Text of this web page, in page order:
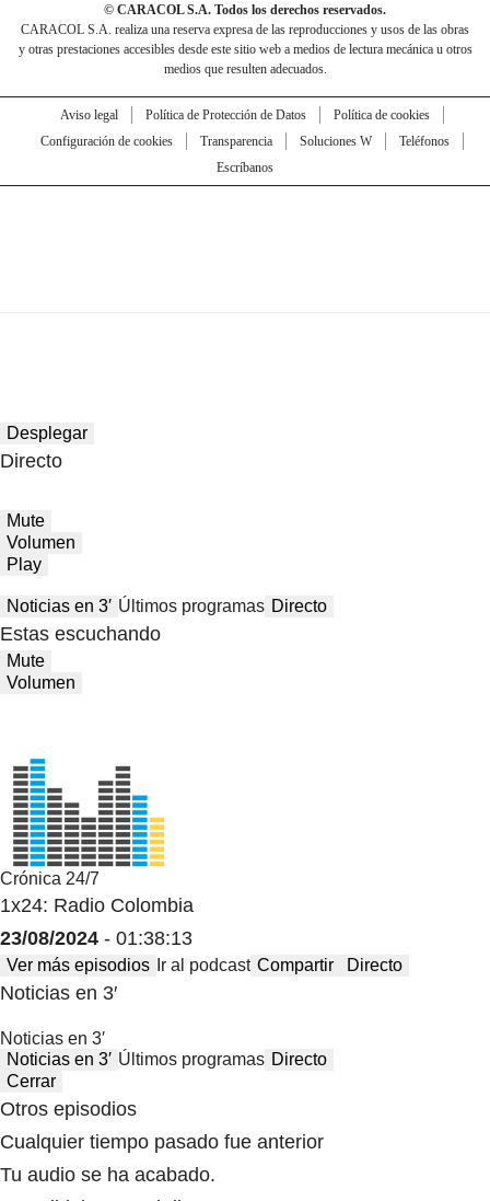
© CARACOL S.A. Todos los derechos reservados.
CARACOL S.A. realiza una reserva expresa de las reproducciones y usos de las obras
y otras prestaciones accesibles desde este sitio web a medios de lectura mecánica u otros
medios que resulten adecuados.
Aviso legal Política de Protección de Datos
Política de cookies
Configuración de cookies
Transparencia Soluciones W
Teléfonos
Escríbanos
Desplegar
Directo
Mute
Volumen
Play
Noticias en 3′ Últimos programas Directo
Estas escuchando
Mute
Volumen
Crónica 24/7
1x24: Radio Colombia
23/08/2024 - 01:38:13
Ver más episodios Ir al podcast Compartir Directo
Noticias en 3′
Noticias en 3′
Noticias en 3′ Últimos programas Directo
Cerrar
Otros episodios
Cualquier tiempo pasado fue anterior
Tu audio se ha acabado.